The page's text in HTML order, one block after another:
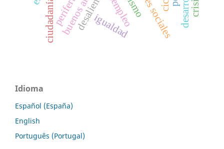
periferia
buenos aires
desaliento
ciudadanía igualdad
Idioma
Español (España)
English
Português (Portugal)